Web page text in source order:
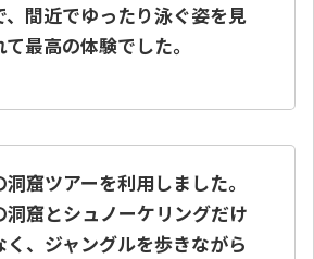
、間近でゆったり泳ぐ姿を見
て最高の体験でした。
洞窟ツアーを利用しました。
洞窟とシュノーケリングだけ
く、ジャングルを歩きながら